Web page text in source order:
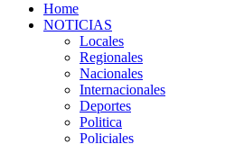
Home
NOTICIAS
Locales
Regionales
Nacionales
Internacionales
Deportes
Politica
Policiales